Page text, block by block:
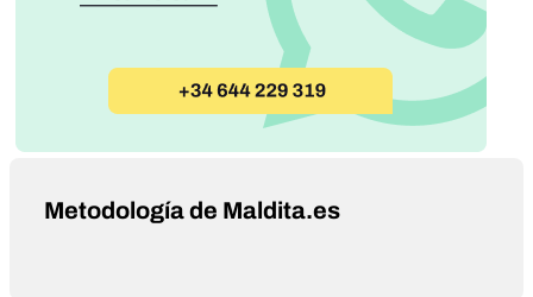
Metodología de Maldita.es